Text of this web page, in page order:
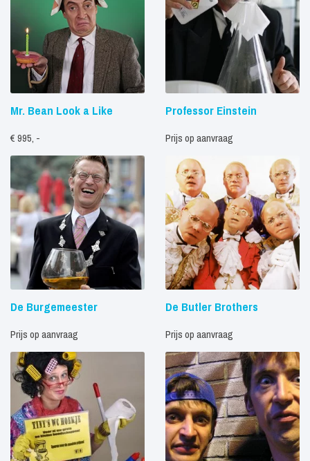
Mr. Bean Look a Like
€ 995, -
Professor Einstein
Prijs op aanvraag
De Burgemeester
Prijs op aanvraag
De Butler Brothers
Prijs op aanvraag